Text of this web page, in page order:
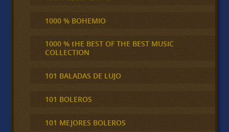
1000 % BOHEMIO
1000 % tHE BEST OF THE BEST MUSIC
COLLECTION
101 BALADAS DE LUJO
101 BOLEROS
101 MEJORES BOLEROS